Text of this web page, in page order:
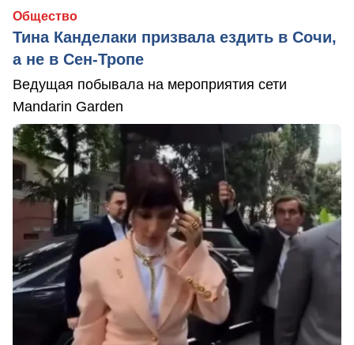
Общество
Тина Канделаки призвала ездить в Сочи,
а не в Сен-Тропе
Ведущая побывала на мероприятия сети
Mandarin Garden